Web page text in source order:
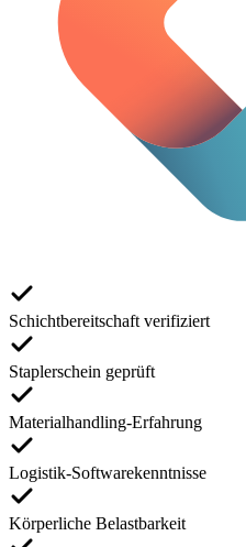
Schichtbereitschaft verifiziert
Staplerschein geprüft
Materialhandling-Erfahrung
Logistik-Softwarekenntnisse
Körperliche Belastbarkeit